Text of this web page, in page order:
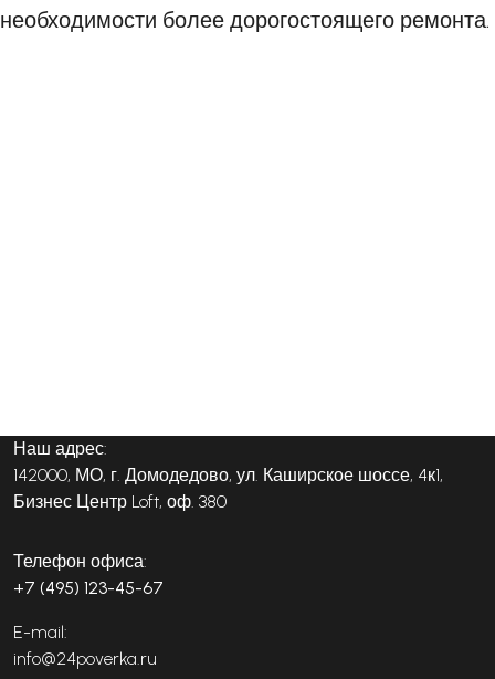
необходимости более дорогостоящего ремонта.
Наш адрес:
142000, МО, г. Домодедово, ул. Каширское шоссе, 4к1,
Бизнес Центр Loft, оф. 380
Телефон офиса:
+7 (495) 123-45-67
E-mail:
info@24poverka.ru